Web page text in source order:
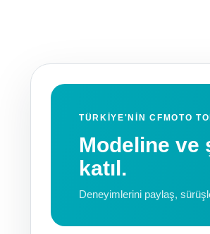
TÜRKIYE'NIN CFMOTO
Modeline ve
katıl.
Deneyimlerini paylaş,